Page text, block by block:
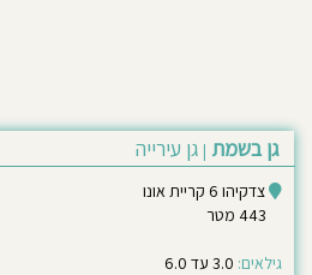
גן בשמת | גן עירייה
צדקיהו 6 קריית אונו
443 מטר
גילאים: 3.0 עד 6.0